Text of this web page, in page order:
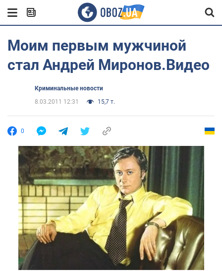
Моим первым мужчиной
стал Андрей Миронов.Видео
Криминальные новости
8.03.2011 12:31
15,7 т.
0